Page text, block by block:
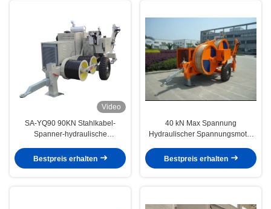
Video
SA-YQ90 90KN Stahlkabel-
Spanner-hydraulische
Dieselmotor
Bestpreis erhalten
40 kN Max Spannung
Hydraulischer Spannungsmotor
Leitungsstranggeräte
Bestpreis erhalten